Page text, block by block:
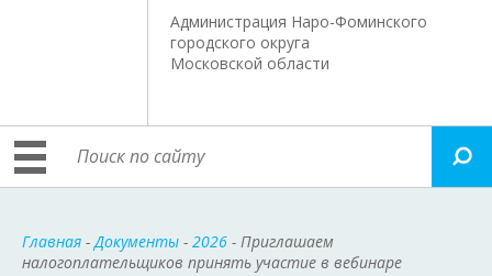
Администрация Наро-Фоминского
городского округа
Московской области
Главная -Документы - 2026 - Приглашаем
налогоплательщиков принять участие в вебинаре